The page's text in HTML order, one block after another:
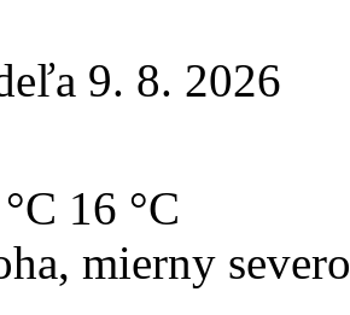
9. 8. 2026
16 °C
mierny